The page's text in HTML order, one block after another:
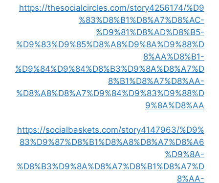
https://thesocialcircles.com/story4256174/%D9
%83%D8%B1%D8%A7%D8%AC-
%D9%81%D8%AD%D8%B5-
%D9%83%D9%85%D8%A8%D9%8A%D9%88%D
8%AA%D8%B1-
%D9%84%D9%84%D8%B3%D9%8A%D8%A7%D
8%B1%D8%A7%D8%AA-
%D8%A8%D8%A7%D9%84%D9%83%D9%88%D
9%8A%D8%AA
https://socialbaskets.com/story4147963/%D9%
83%D9%87%D8%B1%D8%A8%D8%A7%D8%A6
%D9%8A-
%D8%B3%D9%8A%D8%A7%D8%B1%D8%A7%D
8%AA-